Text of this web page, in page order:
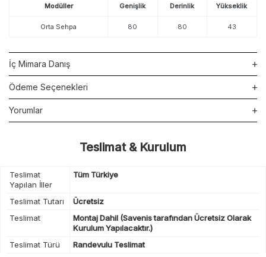
Modüller Genişlik Derinlik Yükseklik
Orta Sehpa 80 80 43
İç Mimara Danış
Ödeme Seçenekleri
Yorumlar
Teslimat & Kurulum
Teslimat
Yapılan İller
Tüm Türkiye
Teslimat Tutarı
Ücretsiz
Teslimat
Montaj Dahil (Savenis tarafından Ücretsiz Olarak
Kurulum Yapılacaktır.)
Teslimat Türü
Randevulu Teslimat